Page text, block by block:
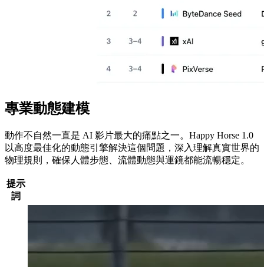
專業動態建模
動作不自然一直是 AI 影片最大的痛點之一。Happy Horse 1.0
以高度最佳化的動態引擎解決這個問題，深入理解真實世界的
物理規則，確保人體步態、流體動態與運鏡都能流暢穩定。
提示
詞